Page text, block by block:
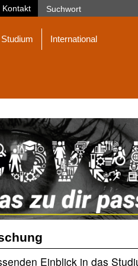
Kontakt
Studium International
Einblick in das